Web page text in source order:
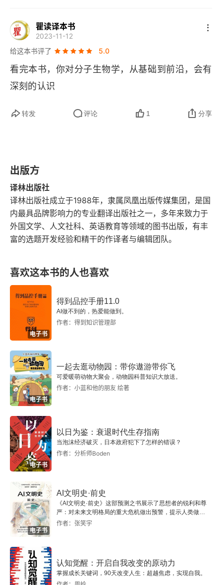
肌肉的力量
分子镊子
激发细胞
大脑的信号
快感与痛感
超分子化学
第七章 化学计算机：分子信息
细胞从何而来
谬误和冗余
建筑设计图
分子逻辑
DNA计算
法利夫人服食的那个砷。—— 普里莫・莱维，《元
素周期表》（1975）。虽然是科学论著，这本书写
的却很有趣味，没有晦涩难懂的感觉，关于化学合
成，作者这样比喻，普里莫・莱维这样写道：认真
的大象，别人给了一个封闭的盒子，里面装着一只
可能会给盒子加加热，因为加热也算是另一种形式
的摇晃。呵，有时如果手表不算太复杂，只要我们
不停地摇，那迟早能把手表组装到一起…… 读读这
本书，开卷必有益，或许会获益终身！
慧，正为人类科技革命打开新维度。 3. 从
计
样。
瞿读译本书
2023-11-12
给这本书评了
5.0
看完本书，你对分子生物学，从基础到前沿，会有
深刻的认识
转发 评论 1 分享
出版方
译林出版社
译林出版社成立于1988年，隶属凤凰出版传媒集团，是国
内最具品牌影响力的专业翻译出版社之一，多年来致力于
外国文学、人文社科、英语教育等领域的图书出版，有丰
富的选题开发经验和精干的作译者与编辑团队。
喜欢这本书的人也喜欢
电子书
得到品控手册11.0
AI做不到的，热爱能做到。
作者：得到知识管理部
电子书
一起去逛动物园：带你遨游带你飞
可爱暖萌动物大聚会，动物园科普知识大放送。
作者：小蓝和他的朋友 绘著
电子书
以日为鉴：衰退时代生存指南
当泡沫经济破灭，日本政府犯下了怎样的错误？
作者：分析师Boden
电子书
AI文明史·前史
《AI文明史·前史》这部预测之书展示了思想者的锐利和尊
严：对未来文明格局的重大危机做出预警，提示人类做出
智慧的选择。
作者：张笑宇
认知觉醒：开启自我改变的原动力
掌握成长关键词，90天改变人生：超越焦虑，实现自我。